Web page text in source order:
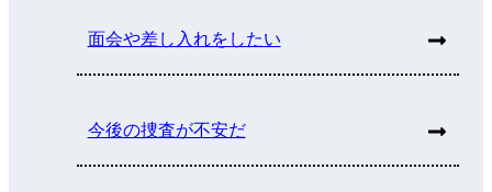
面会や差し入れをしたい
今後の捜査が不安だ